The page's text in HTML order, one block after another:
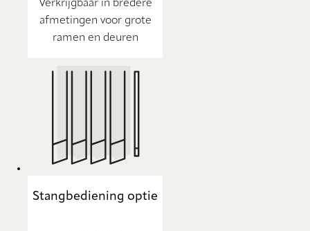
Verkrijgbaar in bredere
afmetingen voor grote
ramen en deuren
Stangbediening optie